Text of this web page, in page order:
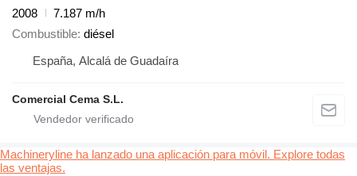
2008
7.187 m/h
Combustible diésel
España, Alcalá de Guadaíra
Comercial Cema S.L.
Machineryline ha lanzado una aplicación para móvil. Explore todas
las ventajas.